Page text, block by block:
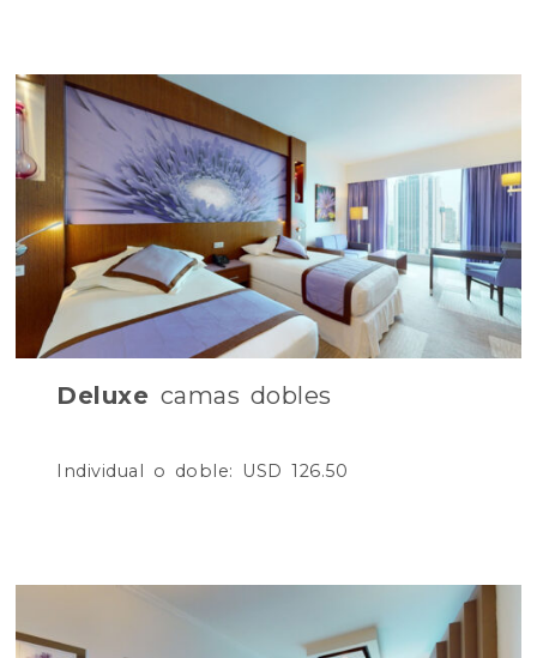
Deluxe camas dobles
Individual o doble: USD 126.50